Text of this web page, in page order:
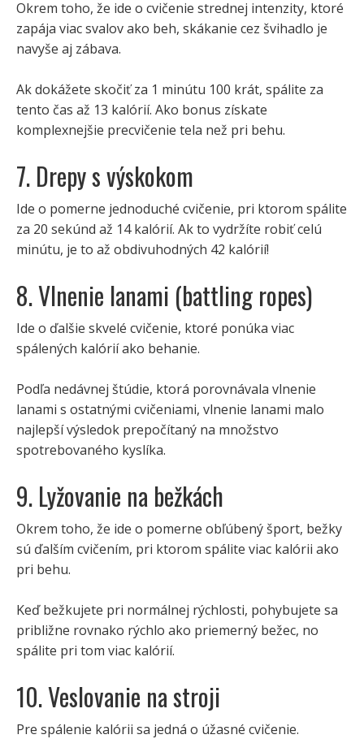
Okrem toho, že ide o cvičenie strednej intenzity, ktoré
zapája viac svalov ako beh, skákanie cez švihadlo je
navyše aj zábava.
Ak dokážete skočiť za 1 minútu 100 krát, spálite za
tento čas až 13 kalórií. Ako bonus získate
komplexnejšie precvičenie tela než pri behu.
7. Drepy s výskokom
Ide o pomerne jednoduché cvičenie, pri ktorom spálite
za 20 sekúnd až 14 kalórií. Ak to vydržíte robiť celú
minútu, je to až obdivuhodných 42 kalórií!
8. Vlnenie lanami (battling ropes)
Ide o ďalšie skvelé cvičenie, ktoré ponúka viac
spálených kalórií ako behanie.
Podľa nedávnej štúdie, ktorá porovnávala vlnenie
lanami s ostatnými cvičeniami, vlnenie lanami malo
najlepší výsledok prepočítaný na množstvo
spotrebovaného kyslíka.
9. Lyžovanie na bežkách
Okrem toho, že ide o pomerne obľúbený šport, bežky
sú ďalším cvičením, pri ktorom spálite viac kalórii ako
pri behu.
Keď bežkujete pri normálnej rýchlosti, pohybujete sa
približne rovnako rýchlo ako priemerný bežec, no
spálite pri tom viac kalórií.
10. Veslovanie na stroji
Pre spálenie kalórii sa jedná o úžasné cvičenie.